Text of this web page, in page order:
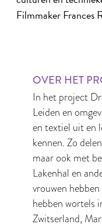
Filmmaker Frances
OVER HET
In het project
Leiden en
en textiel uit en
kennen. Zo
maar ook met
Lakenhal en
vrouwen
hebben wortels
Zwitserland,